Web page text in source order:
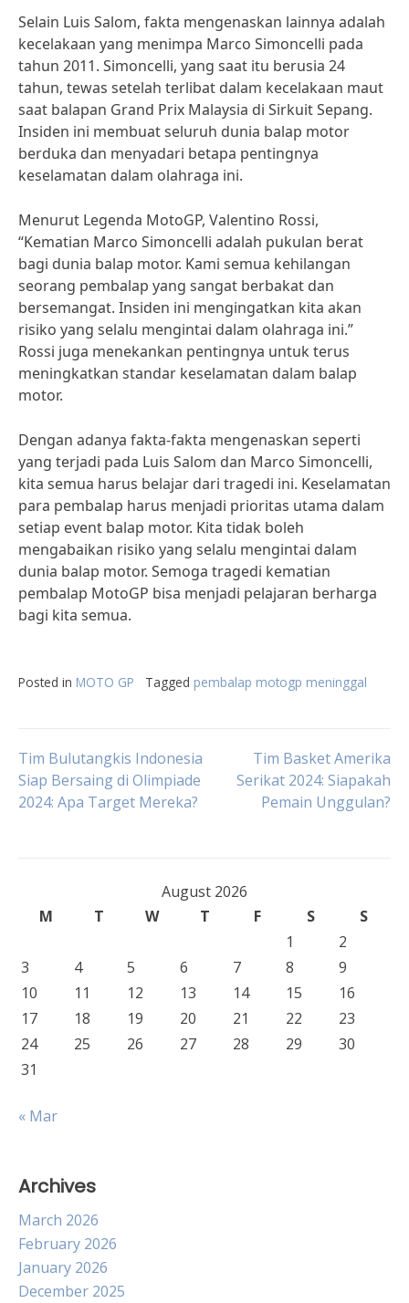
Selain Luis Salom, fakta mengenaskan lainnya adalah
kecelakaan yang menimpa Marco Simoncelli pada
tahun 2011. Simoncelli, yang saat itu berusia 24
tahun, tewas setelah terlibat dalam kecelakaan maut
saat balapan Grand Prix Malaysia di Sirkuit Sepang.
Insiden ini membuat seluruh dunia balap motor
berduka dan menyadari betapa pentingnya
keselamatan dalam olahraga ini.
Menurut Legenda MotoGP, Valentino Rossi,
“Kematian Marco Simoncelli adalah pukulan berat
bagi dunia balap motor. Kami semua kehilangan
seorang pembalap yang sangat berbakat dan
bersemangat. Insiden ini mengingatkan kita akan
risiko yang selalu mengintai dalam olahraga ini.”
Rossi juga menekankan pentingnya untuk terus
meningkatkan standar keselamatan dalam balap
motor.
Dengan adanya fakta-fakta mengenaskan seperti
yang terjadi pada Luis Salom dan Marco Simoncelli,
kita semua harus belajar dari tragedi ini. Keselamatan
para pembalap harus menjadi prioritas utama dalam
setiap event balap motor. Kita tidak boleh
mengabaikan risiko yang selalu mengintai dalam
dunia balap motor. Semoga tragedi kematian
pembalap MotoGP bisa menjadi pelajaran berharga
bagi kita semua.
Posted in MOTO GP Tagged pembalap motogp meninggal
Post
navigation
Tim Bulutangkis Indonesia
Siap Bersaing di Olimpiade
2024: Apa Target Mereka?
Tim Basket Amerika
Serikat 2024: Siapakah
Pemain Unggulan?
August 2026
M
T W T F S
S
1
2
3
4 5 6 7 8
9
10
11 12 13 14 15
16
17
18 19 20 21 22
23
24
25 26 27 28 29
30
31
« Mar
Archives
March 2026
February 2026
January 2026
December 2025